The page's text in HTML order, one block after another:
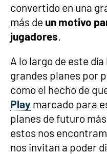
convertido en una
más de un motivo
jugadores.
A lo largo de este
grandes planes por
como el hecho de
Play marcado para
planes de futuro
estos nos
nos invitan a poder